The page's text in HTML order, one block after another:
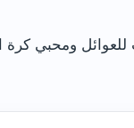
للعوائل ومحبي